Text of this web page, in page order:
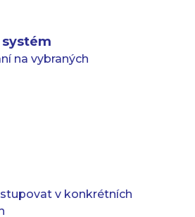
na vybraných
v konkrétních